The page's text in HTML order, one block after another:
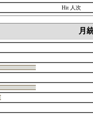
Hit 人次
月